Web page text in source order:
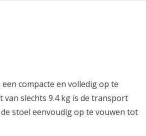
compacte en volledig op te
slechts 9.4 kg is de transport
stoel eenvoudig op te vouwen tot